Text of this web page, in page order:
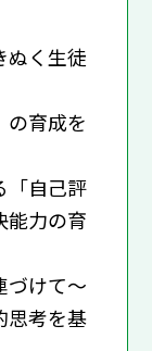
ぬく生徒
育成を
「自己評
能力の育
けて～
思考を基